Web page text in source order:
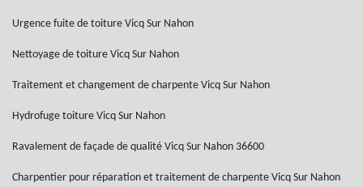
Urgence fuite de toiture Vicq Sur Nahon
Nettoyage de toiture Vicq Sur Nahon
Traitement et changement de charpente Vicq Sur Nahon
Hydrofuge toiture Vicq Sur Nahon
Ravalement de façade de qualité Vicq Sur Nahon 36600
Charpentier pour réparation et traitement de charpente Vicq Sur Nahon